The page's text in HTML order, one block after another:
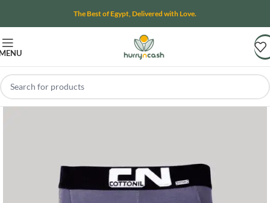
The Best of Egypt, Delivered with Love.